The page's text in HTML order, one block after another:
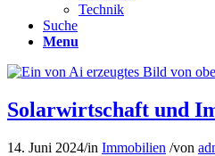
Technik
Suche
Menu
Solarwirtschaft und
14. Juni 2024/in Immobilien /von